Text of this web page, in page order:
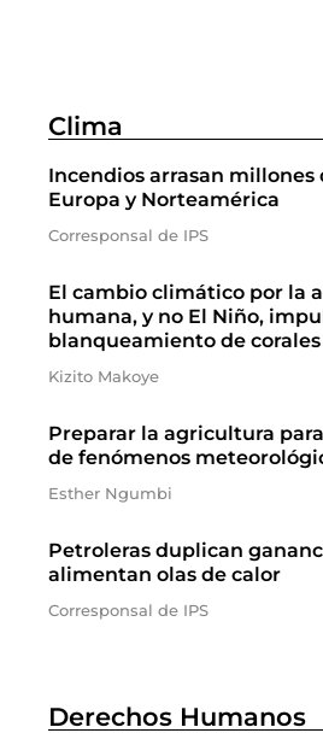
Clima
Incendios arrasan millones
Europa y Norteamérica
Corresponsal de IPS
El cambio climático por la
humana, y no El Niño,
blanqueamiento de corales
Kizito Makoye
Preparar la agricultura
de fenómenos
Esther Ngumbi
Petroleras duplican
alimentan olas de calor
Corresponsal de IPS
Derechos Humanos